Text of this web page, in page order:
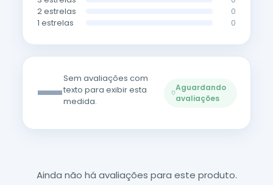
2 estrelas 0
1 estrelas 0
—Sem avaliações com
texto para exibir esta
medida.
Aguardando
avaliações
Ainda não há avaliações para este produto.